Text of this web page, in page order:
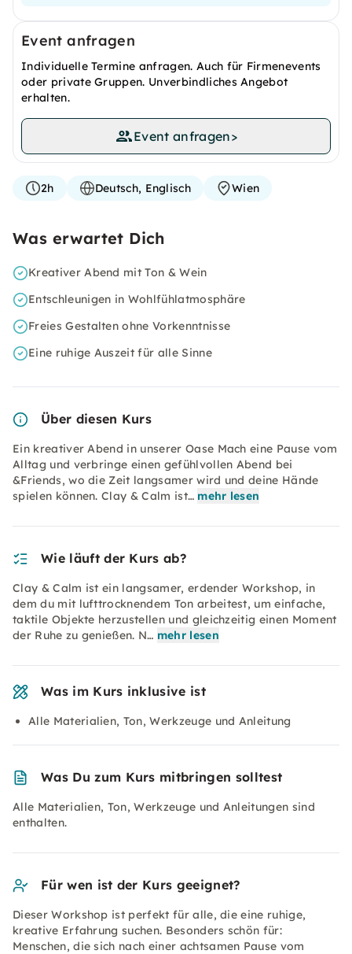
Event anfragen
Individuelle Termine anfragen. Auch für Firmenevents
oder private Gruppen. Unverbindliches Angebot
erhalten.
Event anfragen>
2h Deutsch, Englisch Wien
Was erwartet Dich
Kreativer Abend mit Ton & Wein
Entschleunigen in Wohlfühlatmosphäre
Freies Gestalten ohne Vorkenntnisse
Eine ruhige Auszeit für alle Sinne
Über diesen Kurs
Ein kreativer Abend in unserer Oase Mach eine Pause vom
Alltag und verbringe einen gefühlvollen Abend bei
&Friends, wo die Zeit langsamer wird und deine Hände
spielen können. Clay & Calm ist… mehr lesen
Wie läuft der Kurs ab?
Clay & Calm ist ein langsamer, erdender Workshop, in
dem du mit lufttrocknendem Ton arbeitest, um einfache,
taktile Objekte herzustellen und gleichzeitig einen Moment
der Ruhe zu genießen. N… mehr lesen
Was im Kurs inklusive ist
Alle Materialien, Ton, Werkzeuge und Anleitung
Was Du zum Kurs mitbringen solltest
Alle Materialien, Ton, Werkzeuge und Anleitungen sind
enthalten.
Für wen ist der Kurs geeignet?
Dieser Workshop ist perfekt für alle, die eine ruhige,
kreative Erfahrung suchen. Besonders schön für:
Menschen, die sich nach einer achtsamen Pause vom